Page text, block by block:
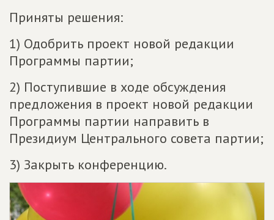
Приняты решения:
1) Одобрить проект новой редакции
Программы партии;
2) Поступившие в ходе обсуждения
предложения в проект новой редакции
Программы партии направить в
Президиум Центрального совета партии;
3) Закрыть конференцию.